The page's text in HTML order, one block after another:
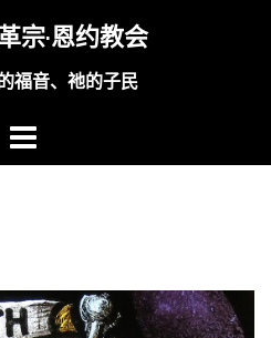
宗·恩约教会
福音、祂的子民